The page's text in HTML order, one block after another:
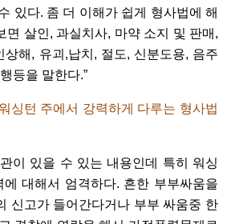
있다. 좀 더 이해가 쉽게 형사법에 해
면 살인, 과실치사, 마약 소지 및 판매 ,
상해 , 유괴 ,납치 , 절도, 신분도용, 음주
등을 말한다.”
싱턴 주에서 강력하게 다루는 형사법
이 있을 수 있는 내용인데 특히 워싱
대해서 엄격하다. 흔한 부부싸움을
신고가 들어간다거나 부부 싸움중 한